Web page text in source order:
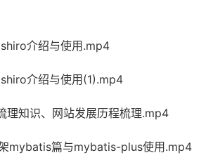
介绍与使用.mp4
介绍与使用(1).mp4
理知识、网站发展历程梳理.mp4
mybatis篇与mybatis-plus使用.mp4